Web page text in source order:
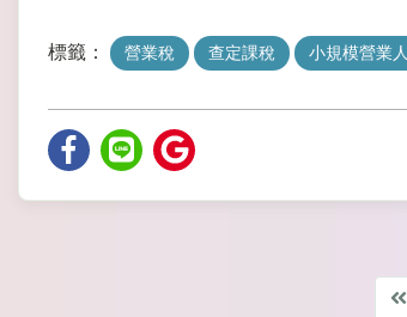
標籤： 營業稅 查定課稅 小規模營業人